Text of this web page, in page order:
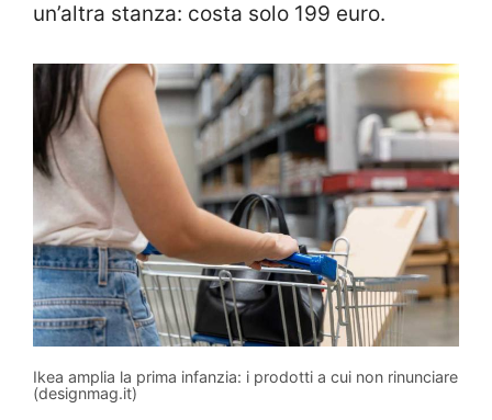
un’altra stanza: costa solo 199 euro.
Ikea amplia la prima infanzia: i prodotti a cui non rinunciare
(designmag.it)